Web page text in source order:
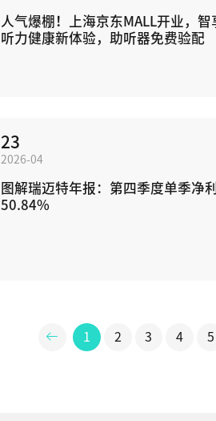
人气爆棚！上海京东MALL开业，智
听力健康新体验，助听器免费验配
23
2026-04
图解瑞迈特年报：第四季度单季净
50.84%
1 2 3 4 5